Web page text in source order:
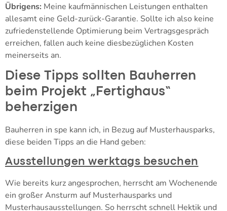
Übrigens: Meine kaufmännischen Leistungen enthalten
allesamt eine Geld-zurück-Garantie. Sollte ich also keine
zufriedenstellende Optimierung beim Vertragsgespräch
erreichen, fallen auch keine diesbezüglichen Kosten
meinerseits an.
Diese Tipps sollten Bauherren
beim Projekt „Fertighaus“
beherzigen
Bauherren in spe kann ich, in Bezug auf Musterhausparks,
diese beiden Tipps an die Hand geben:
Ausstellungen werktags besuchen
Wie bereits kurz angesprochen, herrscht am Wochenende
ein großer Ansturm auf Musterhausparks und
Musterhausausstellungen. So herrscht schnell Hektik und